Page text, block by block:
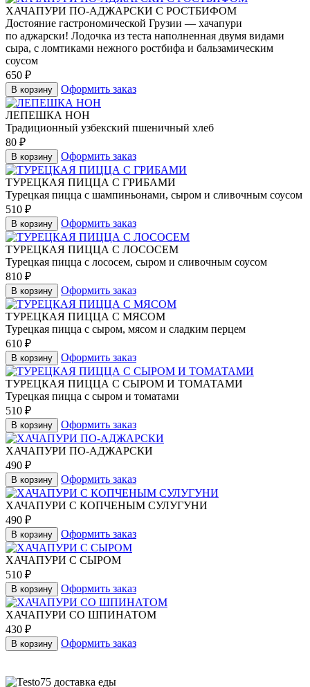
ХАЧАПУРИ ПО-АДЖАРСКИ С РОСТБИФОМ
Достояние гастрономической Грузии — хачапури
по аджарски! Лодочка из теста наполненная двумя видами
сыра, с ломтиками нежного ростбифа и бальзамическим
соусом
650 ₽
В корзину Оформить заказ
ЛЕПЕШКА НОН
Традиционный узбекский пшеничный хлеб
80 ₽
В корзину Оформить заказ
ТУРЕЦКАЯ ПИЦЦА С ГРИБАМИ
Турецкая пицца с шампиньонами, сыром и сливочным соусом
510 ₽
В корзину Оформить заказ
ТУРЕЦКАЯ ПИЦЦА С ЛОСОСЕМ
Турецкая пицца с лососем, сыром и сливочным соусом
810 ₽
В корзину Оформить заказ
ТУРЕЦКАЯ ПИЦЦА С МЯСОМ
Турецкая пицца с сыром, мясом и сладким перцем
610 ₽
В корзину Оформить заказ
ТУРЕЦКАЯ ПИЦЦА С СЫРОМ И ТОМАТАМИ
Турецкая пицца с сыром и томатами
510 ₽
В корзину Оформить заказ
ХАЧАПУРИ ПО-АДЖАРСКИ
490 ₽
В корзину Оформить заказ
ХАЧАПУРИ С КОПЧЕНЫМ СУЛУГУНИ
490 ₽
В корзину Оформить заказ
ХАЧАПУРИ С СЫРОМ
510 ₽
В корзину Оформить заказ
ХАЧАПУРИ СО ШПИНАТОМ
430 ₽
В корзину Оформить заказ